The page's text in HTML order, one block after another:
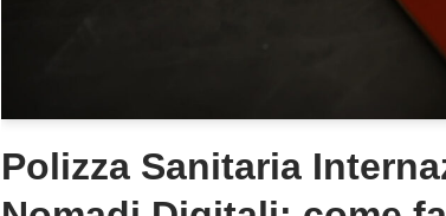
Polizza Sanitaria